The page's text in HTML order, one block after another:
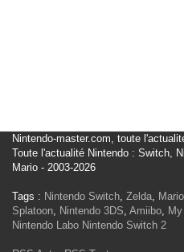
Nintendo-master.com, toute
Toute l'actualité Nintendo : Switch,
Mario - 2003-2026
Tags : Nintendo Switch, Zelda, Mario
Splatoon, Nintendo 3DS, Amiibo,
Nintendo Labo Nintendo Switch 2